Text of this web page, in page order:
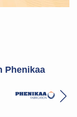
Phenikaa